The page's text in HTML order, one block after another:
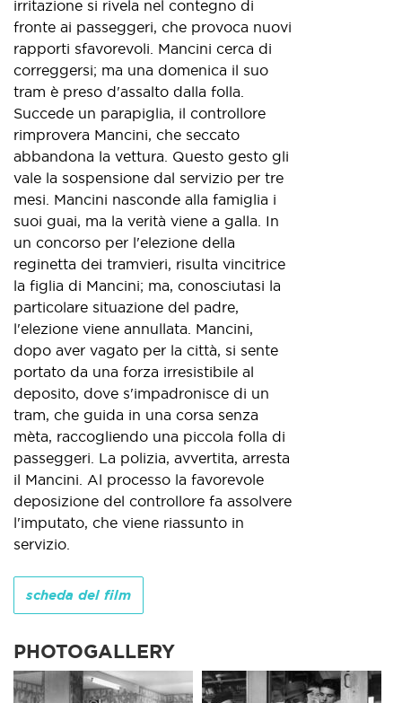
irritazione si rivela nel contegno di
fronte ai passeggeri, che provoca nuovi
rapporti sfavorevoli. Mancini cerca di
correggersi; ma una domenica il suo
tram è preso d'assalto dalla folla.
Succede un parapiglia, il controllore
rimprovera Mancini, che seccato
abbandona la vettura. Questo gesto gli
vale la sospensione dal servizio per tre
mesi. Mancini nasconde alla famiglia i
suoi guai, ma la verità viene a galla. In
un concorso per l'elezione della
reginetta dei tramvieri, risulta vincitrice
la figlia di Mancini; ma, conosciutasi la
particolare situazione del padre,
l'elezione viene annullata. Mancini,
dopo aver vagato per la città, si sente
portato da una forza irresistibile al
deposito, dove s'impadronisce di un
tram, che guida in una corsa senza
mèta, raccogliendo una piccola folla di
passeggeri. La polizia, avvertita, arresta
il Mancini. Al processo la favorevole
deposizione del controllore fa assolvere
l'imputato, che viene riassunto in
servizio.
scheda del film
PHOTOGALLERY